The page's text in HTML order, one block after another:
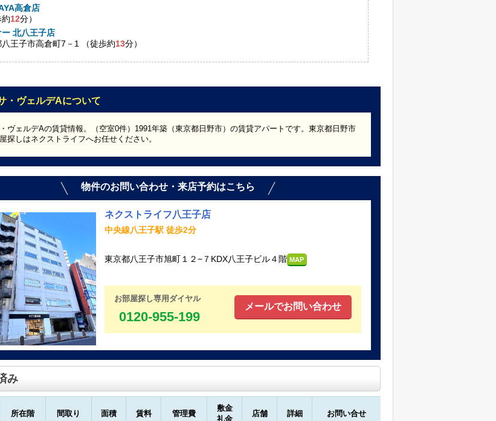
高倉店
約12分）
北八王子店
王子市高倉町7－1 （徒歩約13分）
・ヴェルデAについて
ヴェルデAの賃貸情報。（空室0件）1991年築（東京都日野市）の賃貸アパートです。東京都日野市
探しはネクストライフへお任せください。
物件のお問い合わせ・来店予約はこちら
ネクストライフ八王子店
中央線八王子駅 徒歩2分
東京都八王子市旭町１２−７KDX八王子ビル４階 MAP
お部屋探し専用ダイヤル
0120-955-199
メールでお問い合わせ
み
所在階 間取り 面積 賃料 管理費
敷金
礼金
店舗 詳細 お問い合せ